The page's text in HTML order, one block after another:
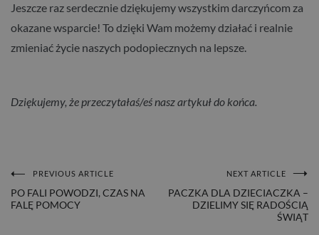
Jeszcze raz serdecznie dziękujemy wszystkim darczyńcom za
okazane wsparcie! To dzięki Wam możemy działać i realnie
zmieniać życie naszych podopiecznych na lepsze.
Dziękujemy, że przeczytałaś/eś nasz artykuł do końca.
NAWIGACJA
PREVIOUS ARTICLE
PO FALI POWODZI, CZAS NA
FALĘ POMOCY
NEXT ARTICLE
PACZKA DLA DZIECIACZKA –
DZIELIMY SIĘ RADOŚCIĄ
ŚWIĄT